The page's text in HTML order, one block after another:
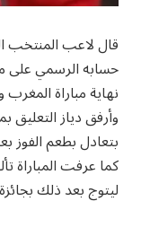
قال لاعب المنتخب
حسابه الرسمي على
نهاية مباراة
وأرفق دياز
بتعادل بطعم الفوز
كما عرفت المباراة
ليتوج بعد ذلك